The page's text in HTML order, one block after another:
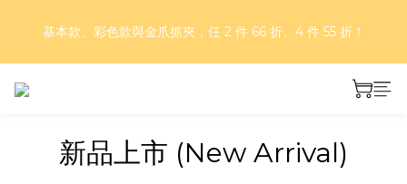
折，滿五件享7折！
基本款、彩色款與金爪抓夾，任 2 件 66 折、4 件 55 折！
好評再延長！夏日年中慶 part II｜正價商品 8 折，滿三件享75
新品上市 (New Arrival)